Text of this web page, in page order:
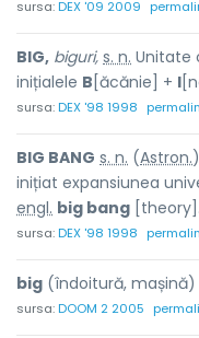
sursa:DEX '09 2009
BIG, biguri, s. n. Unitate
inițialele B [ăcănie] + I
sursa:DEX '98 1998
BIG BANG s. n. (Astron.
inițiat expansiunea
engl. big bang [theory].
sursa:DEX '98 1998
big (îndoitură, mașină)
sursa:DOOM 2 2005